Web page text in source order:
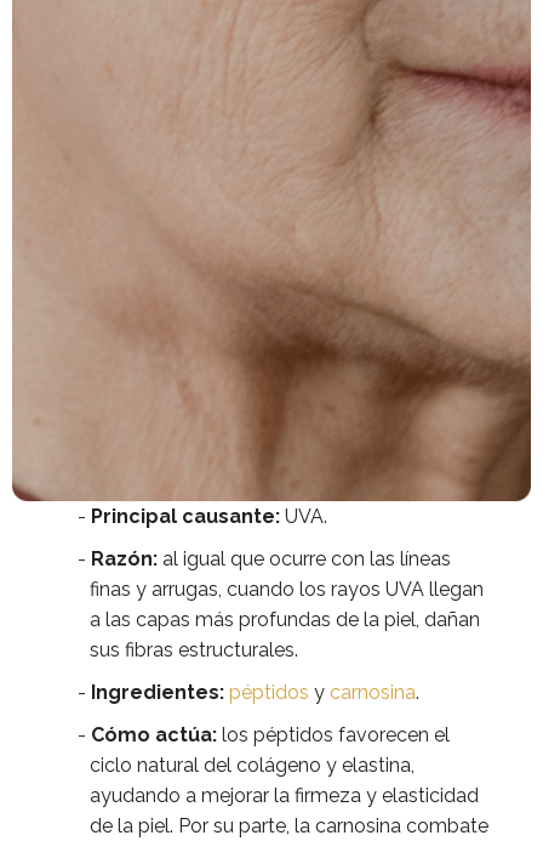
Principal causante: UVA.
Razón: al igual que ocurre con las líneas
finas y arrugas, cuando los rayos UVA llegan
a las capas más profundas de la piel, dañan
sus fibras estructurales.
Ingredientes: péptidos y carnosina.
Cómo actúa: los péptidos favorecen el
ciclo natural del colágeno y elastina,
ayudando a mejorar la firmeza y elasticidad
de la piel. Por su parte, la carnosina combate